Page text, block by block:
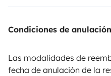
Condiciones de anulación
Las modalidades de
fecha de anulación de la